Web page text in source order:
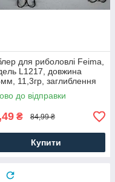
для риболовлі Feima,
L1217, довжина
11,3гр, заглиблення
колір 04
до відправки
₴ 84,99 ₴
Купити